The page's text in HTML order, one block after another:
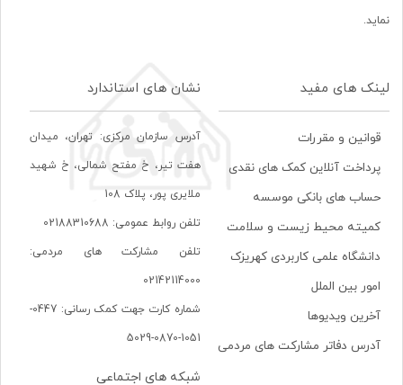
نماید.
لینک های مفید
قوانین و مقررات
پرداخت آنلاین کمک های نقدی
حساب های بانکی موسسه
کمیته محیط زیست و سلامت
دانشگاه علمی کاربردی کهریزک
امور بین الملل
آخرین ویدیوها
آدرس دفاتر مشارکت های مردمی
نشان های استاندارد
آدرس سازمان مرکزی: تهران، ميدان
هفت تير، خ مفتح شمالی، خ شهيد
ملايری پور، پلاک 108
تلفن روابط عمومی: 02188310688
تلفن مشارکت های مردمی:
02142114000
شماره کارت جهت کمک رسانی: 0447-
1051-0870-5029
شبکه های اجتماعی